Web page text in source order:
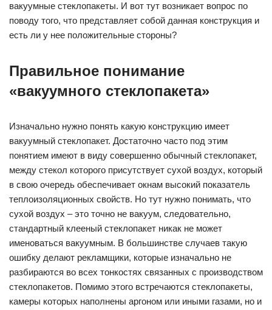
вакуумные стеклопакеты. И вот тут возникает вопрос по
поводу того, что представляет собой данная конструкция и
есть ли у нее положительные стороны?
Правильное понимание
«вакуумного стеклопакета»
Изначально нужно понять какую конструкцию имеет
вакуумный стеклопакет. Достаточно часто под этим
понятием имеют в виду совершенно обычный стеклопакет,
между стекол которого присутствует сухой воздух, который
в свою очередь обеспечивает окнам высокий показатель
теплоизоляционных свойств. Но тут нужно понимать, что
сухой воздух – это точно не вакуум, следовательно,
стандартный клееный стеклопакет никак не может
именоваться вакуумным. В большинстве случаев такую
ошибку делают рекламщики, которые изначально не
разбираются во всех тонкостях связанных с производством
стеклопакетов. Помимо этого встречаются стеклопакеты,
камеры которых наполнены аргоном или иными газами, но и